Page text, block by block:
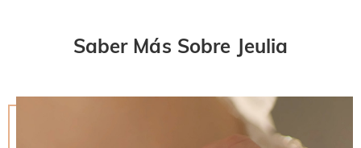
Saber Más Sobre Jeulia